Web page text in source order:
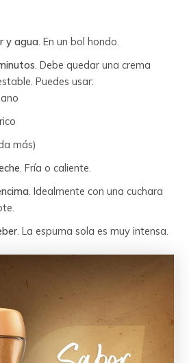
y agua . En un bol hondo.
. Debe quedar una crema
Puedes usar:
más)
. Fría o caliente.
. Idealmente con una cuchara
. La espuma sola es muy intensa.